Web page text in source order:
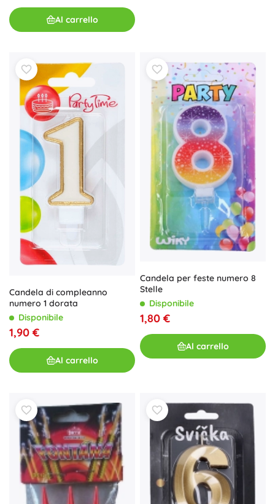
Al carrello
Candela di compleanno
numero 1 dorata
Disponibile
1,90 €
Al carrello
Candela per feste numero 8
Stelle
Disponibile
1,80 €
Al carrello